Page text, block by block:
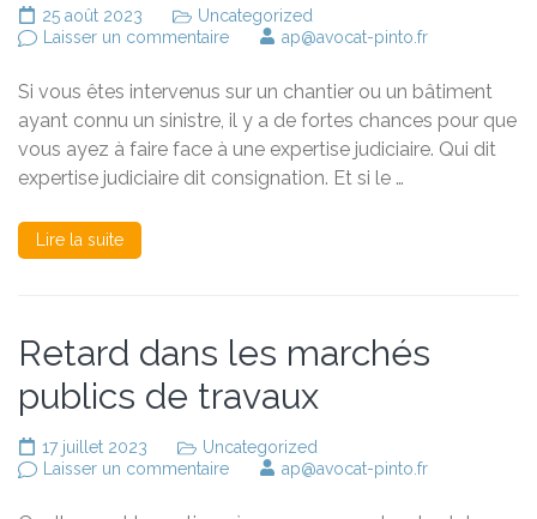
25 août 2023
Uncategorized
Laisser un commentairesur
consignation
en
expertise
judiciaire
ap@avocat-pinto.fr
Si vous êtes intervenus sur un chantier ou un bâtiment
ayant connu un sinistre, il y a de fortes chances pour que
vous ayez à faire face à une expertise judiciaire. Qui dit
expertise judiciaire dit consignation. Et si le …
Lire la suite
Retard dans les marchés
publics de travaux
17 juillet 2023
Uncategorized
Laisser un commentairesur
ap@avocat-pinto.fr